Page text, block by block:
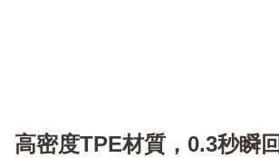
高密度TPE材質，0.3秒瞬